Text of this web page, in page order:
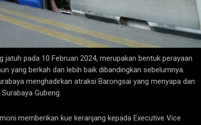
jatuh pada 10 Februari 2024, merupakan bentuk perayaan
yang berkah dan lebih baik dibandingkan sebelumnya.
menghadirkan atraksi Barongsai yang menyapa dan
Gubeng.
memberikan kue keranjang kepada Executive Vice